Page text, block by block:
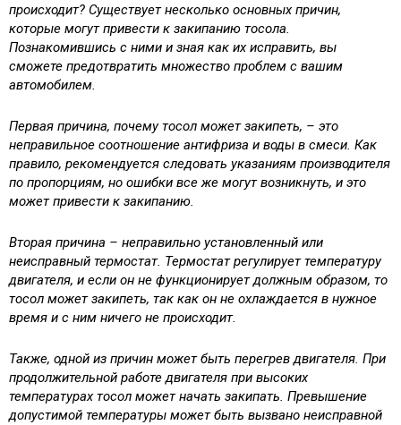
происходит? Существует несколько основных причин,
которые могут привести к закипанию тосола.
Познакомившись с ними и зная как их исправить, вы
сможете предотвратить множество проблем с вашим
автомобилем.
Первая причина, почему тосол может закипеть, – это
неправильное соотношение антифриза и воды в смеси. Как
правило, рекомендуется следовать указаниям производителя
по пропорциям, но ошибки все же могут возникнуть, и это
может привести к закипанию.
Вторая причина – неправильно установленный или
неисправный термостат. Термостат регулирует температуру
двигателя, и если он не функционирует должным образом, то
тосол может закипеть, так как он не охлаждается в нужное
время и с ним ничего не происходит.
Также, одной из причин может быть перегрев двигателя. При
продолжительной работе двигателя при высоких
температурах тосол может начать закипать. Превышение
допустимой температуры может быть вызвано неисправной